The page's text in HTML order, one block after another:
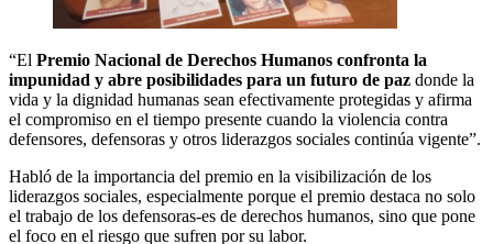
“El Premio Nacional de Derechos Humanos confronta la
impunidad y abre posibilidades para un futuro de paz donde la
vida y la dignidad humanas sean efectivamente protegidas y afirma
el compromiso en el tiempo presente cuando la violencia contra
defensores, defensoras y otros liderazgos sociales continúa vigente”.
Habló de la importancia del premio en la visibilización de los
liderazgos sociales, especialmente porque el premio destaca no solo
el trabajo de los defensoras-es de derechos humanos, sino que pone
el foco en el riesgo que sufren por su labor.